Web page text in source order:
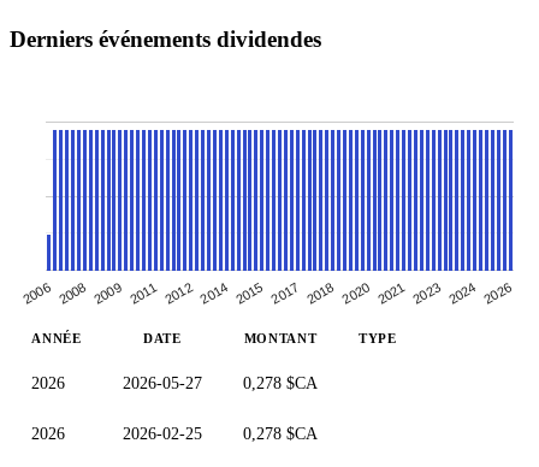
Derniers événements dividendes
2006 2008 2009 2011 2012 2014 2015 2017 2018 2020 2021 2023 2024 2026
ANNÉE DATE MONTANT TYPE
2026 2026-05-27 0,278 $CA
2026 2026-02-25 0,278 $CA